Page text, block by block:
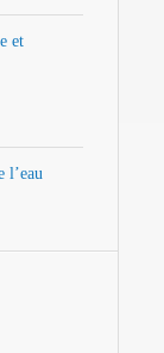
et
l’eau